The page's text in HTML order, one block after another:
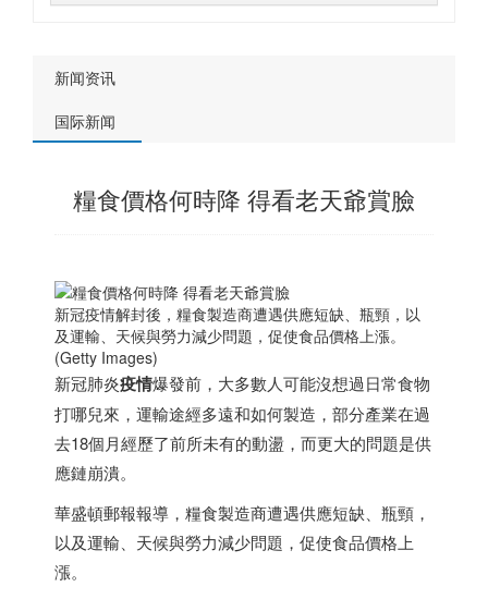
新闻资讯
国际新闻
糧食價格何時降 得看老天爺賞臉
新冠疫情解封後，糧食製造商遭遇供應短缺、瓶頸，以
及運輸、天候與勞力減少問題，促使食品價格上漲。
(Getty Images)
新冠肺炎疫情爆發前，大多數人可能沒想過日常食物
打哪兒來，運輸途經多遠和如何製造，部分產業在過
去18個月經歷了前所未有的動盪，而更大的問題是供
應鏈崩潰。
華盛頓郵報報導，糧食製造商遭遇供應短缺、瓶頸，
以及運輸、天候與勞力減少問題，促使食品價格上
漲。